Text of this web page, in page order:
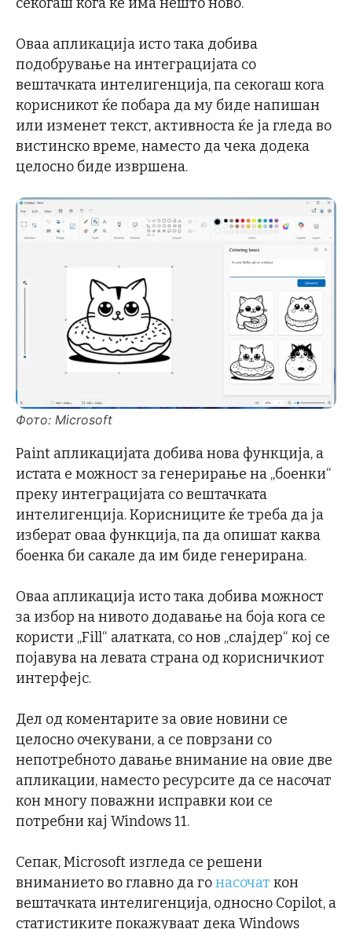
Оваа апликација исто така добива
подобрување на интеграцијата со
вештачката интелигенција, па секогаш кога
корисникот ќе побара да му биде напишан
или изменет текст, активноста ќе ја гледа во
вистинско време, наместо да чека додека
целосно биде извршена.
Фото: Microsoft
Paint апликацијата добива нова функција, а
истата е можност за генерирање на „боенки“
преку интеграцијата со вештачката
интелигенција. Корисниците ќе треба да ја
изберат оваа функција, па да опишат каква
боенка би сакале да им биде генерирана.
Оваа апликација исто така добива можност
за избор на нивото додавање на боја кога се
користи „Fill“ алатката, со нов „слајдер“ кој се
појавува на левата страна од корисничкиот
интерфејс.
Дел од коментарите за овие новини се
целосно очекувани, а се поврзани со
непотребното давање внимание на овие две
апликации, наместо ресурсите да се насочат
кон многу поважни исправки кои се
потребни кај Windows 11.
Сепак, Microsoft изгледа се решени
вниманието во главно да гонасочат кон
вештачката интелигенција, односно Copilot, а
статистиките покажуваат дека Windows